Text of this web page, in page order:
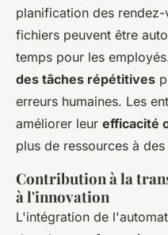
planification des
fichiers peuvent être
temps pour les
des tâches répétitives
erreurs humaines. Les
améliorer leur efficacité
plus de ressources à
Contribution à la
à l'innovation
L'intégration de